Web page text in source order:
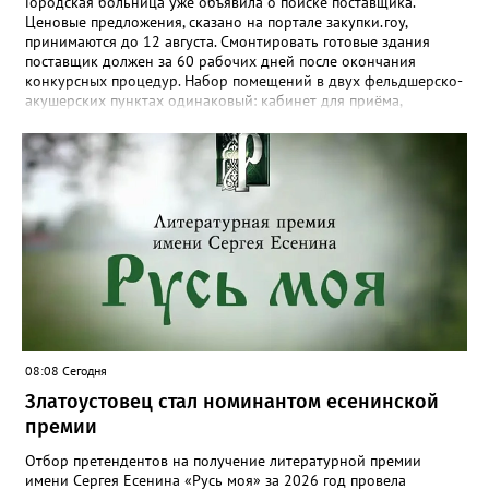
Ценовые предложения, сказано на портале закупки.гоу,
принимаются до 12 августа. Смонтировать готовые здания
поставщик должен за 60 рабочих дней после окончания
конкурсных процедур. Набор помещений в двух фельдшерско-
акушерских пунктах одинаковый: кабинет для приёма,
также комната для хранения лекарственных препаратов и
другие вспомогательные. В Веселовке новый ФАП
расположится на участке №58 по улице Ленина, в Кувашах –
на Советской, 79.
08:08 Сегодня
Златоустовец стал номинантом есенинской
премии
Отбор претендентов на получение литературной премии
имени Сергея Есенина «Русь моя» за 2026 год провела